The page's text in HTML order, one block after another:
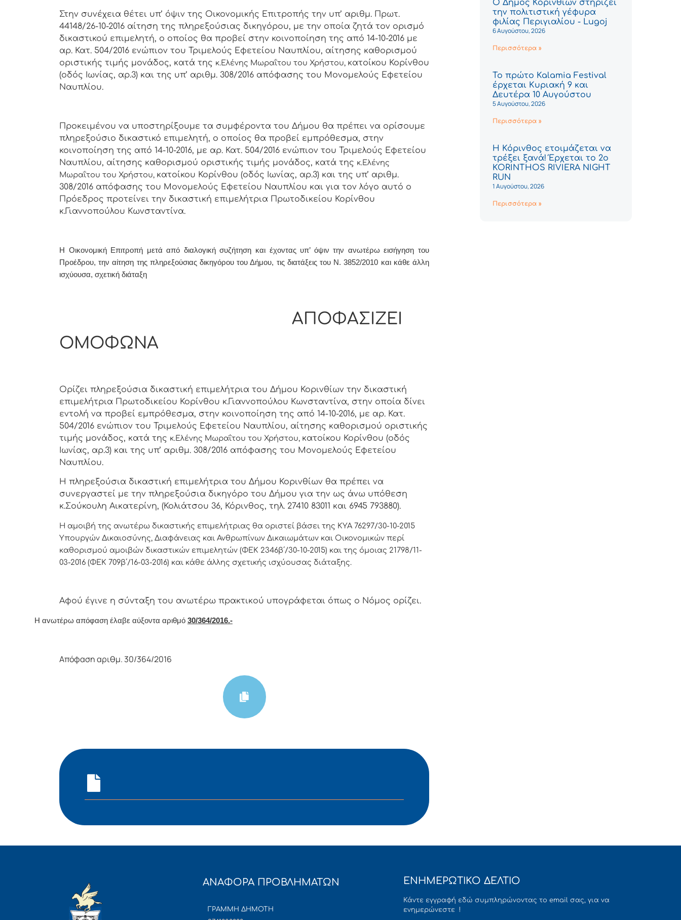
Στην συνέχεια θέτει υπ’ όψιν της Οικονομικής Επιτροπής την υπ’ αριθμ. Πρωτ.
44148/26-10-2016 αίτηση της πληρεξούσιας δικηγόρου, με την οποία ζητά τον ορισμό
δικαστικού επιμελητή, ο οποίος θα προβεί στην κοινοποίηση της από 14-10-2016 με
αρ. Κατ. 504/2016 ενώπιον του Τριμελούς Εφετείου Ναυπλίου, αίτησης καθορισμού
οριστικής τιμής μονάδος, κατά της κ.Ελένης Μωραΐτου του Χρήστου, κατοίκου Κορίνθου
(οδός Ιωνίας, αρ.3) και της υπ’ αριθμ. 308/2016 απόφασης του Μονομελούς Εφετείου
Ναυπλίου.
Προκειμένου να υποστηρίξουμε τα συμφέροντα του Δήμου θα πρέπει να ορίσουμε
πληρεξούσιο δικαστικό επιμελητή, ο οποίος θα προβεί εμπρόθεσμα, στην
κοινοποίηση της από 14-10-2016, με αρ. Κατ. 504/2016 ενώπιον του Τριμελούς Εφετείου
Ναυπλίου, αίτησης καθορισμού οριστικής τιμής μονάδος, κατά της κ.Ελένης
Μωραΐτου του Χρήστου, κατοίκου Κορίνθου (οδός Ιωνίας, αρ.3) και της υπ’ αριθμ.
308/2016 απόφασης του Μονομελούς Εφετείου Ναυπλίου και για τον λόγο αυτό ο
Πρόεδρος προτείνει την δικαστική επιμελήτρια Πρωτοδικείου Κορίνθου
κ.Γιαννοπούλου Κωνσταντίνα.
Η Οικονομική Επιτροπή μετά από διαλογική συζήτηση και έχοντας υπ’ όψιν την ανωτέρω εισήγηση του
Προέδρου, την αίτηση της πληρεξούσιας δικηγόρου του Δήμου, τις διατάξεις του Ν. 3852/2010 και κάθε άλλη
ισχύουσα, σχετική διάταξη
ΑΠΟΦΑΣΙΖΕΙ
ΟΜΟΦΩΝΑ
Ορίζει πληρεξούσια δικαστική επιμελήτρια του Δήμου Κορινθίων την δικαστική
επιμελήτρια Πρωτοδικείου Κορίνθου κ.Γιαννοπούλου Κωνσταντίνα, στην οποία δίνει
εντολή να προβεί εμπρόθεσμα, στην κοινοποίηση της από 14-10-2016, με αρ. Κατ.
504/2016 ενώπιον του Τριμελούς Εφετείου Ναυπλίου, αίτησης καθορισμού οριστικής
τιμής μονάδος, κατά της κ.Ελένης Μωραΐτου του Χρήστου, κατοίκου Κορίνθου (οδός
Ιωνίας, αρ.3) και της υπ’ αριθμ. 308/2016 απόφασης του Μονομελούς Εφετείου
Ναυπλίου.
Η πληρεξούσια δικαστική επιμελήτρια του Δήμου Κορινθίων θα πρέπει να
συνεργαστεί με την πληρεξούσια δικηγόρο του Δήμου για την ως άνω υπόθεση
κ.Σούκουλη Αικατερίνη, (Κολιάτσου 36, Κόρινθος, τηλ. 27410 83011 και 6945 793880).
Η αμοιβή της ανωτέρω δικαστικής επιμελήτριας θα οριστεί βάσει της ΚΥΑ 76297/30-10-2015
Υπουργών Δικαιοσύνης, Διαφάνειας και Ανθρωπίνων Δικαιωμάτων και Οικονομικών περί
καθορισμού αμοιβών δικαστικών επιμελητών (ΦΕΚ 2346β΄/30-10-2015) και της όμοιας 21798/11-
03-2016 (ΦΕΚ 709β΄/16-03-2016) και κάθε άλλης σχετικής ισχύουσας διάταξης.
Αφoύ έγιvε η σύvταξη τoυ αvωτέρω πρακτικoύ υπoγράφεται όπως o Νόμoς oρίζει.
Η αvωτέρω απόφαση έλαβε αύξοντα αριθμό 30/364/2016.-
Απόφαση αριθμ. 30/364/2016
Ο Δήμος Κορινθίων στηρίζει
την πολιτιστική γέφυρα
φιλίας Περιγιαλίου - Lugoj
6 Αυγούστου, 2026
Περισσότερα »
Το πρώτο Kalamia Festival
έρχεται Κυριακή 9 και
Δευτέρα 10 Αυγούστου
5 Αυγούστου, 2026
Περισσότερα »
Η Κόρινθος ετοιμάζεται να
τρέξει ξανά! Έρχεται το 2ο
KORINTHOS RIVIERA NIGHT
RUN
1 Αυγούστου, 2026
Περισσότερα »
ΑΝΑΦΟΡΑ ΠΡΟΒΛΗΜΑΤΩΝ
ΓΡΑΜΜΗ ΔΗΜΟΤΗ
ΕΝΗΜΕΡΩΤΙΚΟ ΔΕΛΤΙΟ
Κάντε εγγραφή εδώ συμπληρώνοντας το email σας, για να
ενημερώνεστε !